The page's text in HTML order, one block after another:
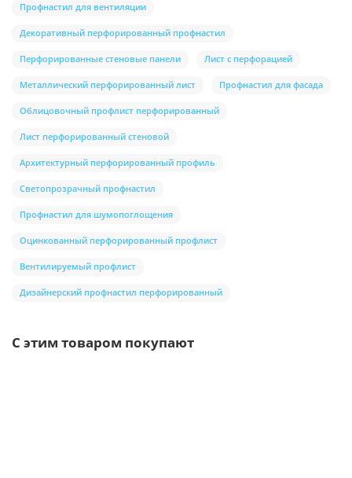
Профнастил для вентиляции
Декоративный перфорированный профнастил
Перфорированные стеновые панели Лист с перфорацией
Металлический перфорированный лист Профнастил для фасада
Облицовочный профлист перфорированный
Лист перфорированный стеновой
Архитектурный перфорированный профиль
Светопрозрачный профнастил
Профнастил для шумопоглощения
Оцинкованный перфорированный профлист
Вентилируемый профлист
Дизайнерский профнастил перфорированный
С этим товаром покупают